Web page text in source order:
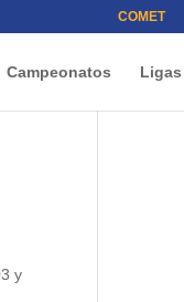
COMET
Campeonatos Ligas
y